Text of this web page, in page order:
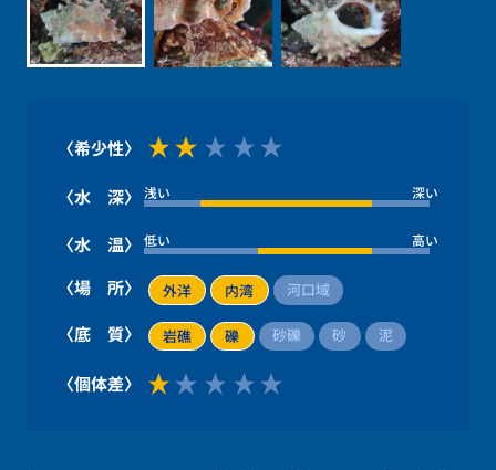
〈希少性〉
〈水 深〉 浅い 深い
〈水 温〉 低い 高い
〈場 所〉 外洋 内湾 河口域
〈底 質〉 岩礁 礫 砂礫 砂 泥
〈個体差〉